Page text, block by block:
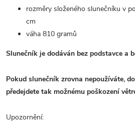
rozměry složeného slunečníku v
cm
váha 810 gramů
Slunečník je dodáván bez podstavce a
Pokud slunečník zrovna nepoužíváte,
předejdete tak možnému poškození
Upozornění: